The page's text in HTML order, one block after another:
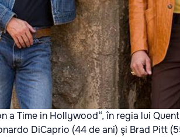
a Time in Hollywood“, în regia lui
DiCaprio (44 de ani) şi Brad Pitt